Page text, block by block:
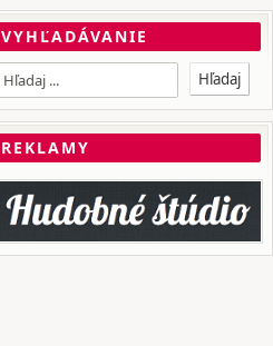
VYHĽADÁVANIE
REKLAMY